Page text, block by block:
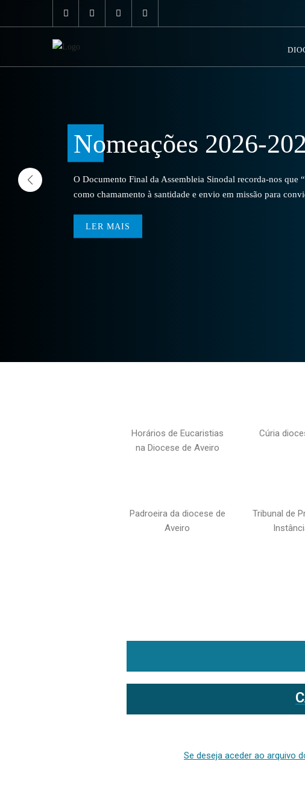
Nomeações 2026-
O Documento Final da Assembleia Sinodal recorda-nos que
como chamamento à santidade e envio em missão para
LER MAIS
Horários de Eucaristias
na Diocese de Aveiro
Cúria
Padroeira da diocese de
Aveiro
Tribunal de
Se deseja aceder ao arquivo